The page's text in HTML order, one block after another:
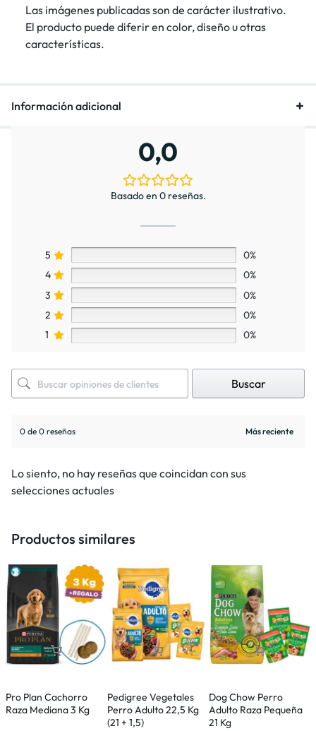
Las imágenes publicadas son de carácter ilustrativo.
El producto puede diferir en color, diseño u otras
características.
Información adicional
0,0
Basado en 0 reseñas.
5
0%
4
0%
3
0%
2
0%
1
0%
Buscar
0 de 0 reseñas
Lo siento, no hay reseñas que coincidan con sus
selecciones actuales
Productos similares
Pro Plan Cachorro
Raza Mediana 3 Kg
Pedigree Vegetales
Perro Adulto 22,5 Kg
(21 + 1,5)
Dog Chow Perro
Adulto Raza Pequeña
21 Kg